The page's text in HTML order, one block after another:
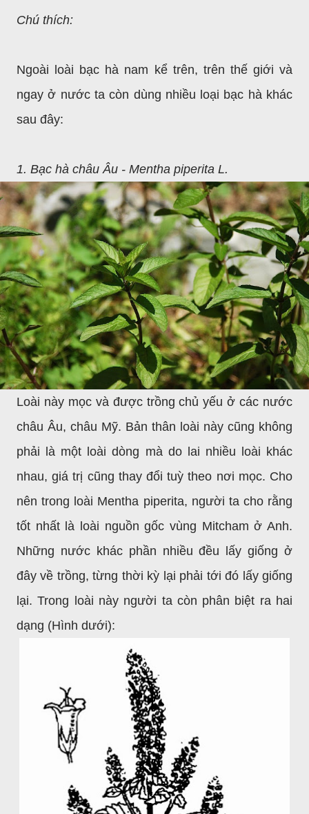
Chú thích:
Ngoài loài bạc hà nam kể trên, trên thế giới và
ngay ở nước ta còn dùng nhiều loại bạc hà khác
sau đây:
1. Bạc hà châu Âu - Mentha piperita L.
Loài này mọc và được trồng chủ yếu ở các nước
châu Âu, châu Mỹ. Bản thân loài này cũng không
phải là một loài dòng mà do lai nhiều loài khác
nhau, giá trị cũng thay đổi tuỳ theo nơi mọc. Cho
nên trong loài Mentha piperita, người ta cho rằng
tốt nhất là loài nguồn gốc vùng Mitcham ở Anh.
Những nước khác phần nhiều đều lấy giống ở
đây về trồng, từng thời kỳ lại phải tới đó lấy giống
lại. Trong loài này người ta còn phân biệt ra hai
dạng (Hình dưới):